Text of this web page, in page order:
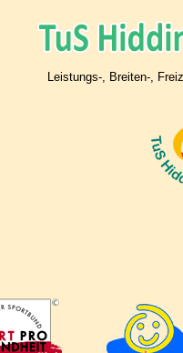
Leistungs-, Breiten-,